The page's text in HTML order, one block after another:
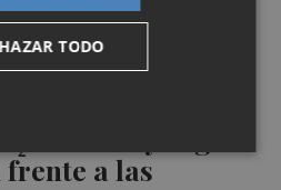
de14.400
costes de
de la UE y urge
a las
TODO